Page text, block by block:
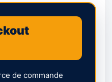
de commande